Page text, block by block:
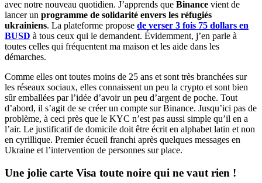
avec notre nouveau quotidien. J’apprends que Binance vient de
lancer un programme de solidarité envers les réfugiés
ukrainiens. La plateforme propose de verser 3 fois 75 dollars en
BUSD à tous ceux qui le demandent. Évidemment, j’en parle à
toutes celles qui fréquentent ma maison et les aide dans les
démarches.
Comme elles ont toutes moins de 25 ans et sont très branchées sur
les réseaux sociaux, elles connaissent un peu la crypto et sont bien
sûr emballées par l’idée d’avoir un peu d’argent de poche. Tout
d’abord, il s’agit de se créer un compte sur Binance. Jusqu’ici pas de
problème, à ceci près que le KYC n’est pas aussi simple qu’il en a
l’air. Le justificatif de domicile doit être écrit en alphabet latin et non
en cyrillique. Premier écueil franchi après quelques messages en
Ukraine et l’intervention de personnes sur place.
Une jolie carte Visa toute noire qui ne vaut rien !